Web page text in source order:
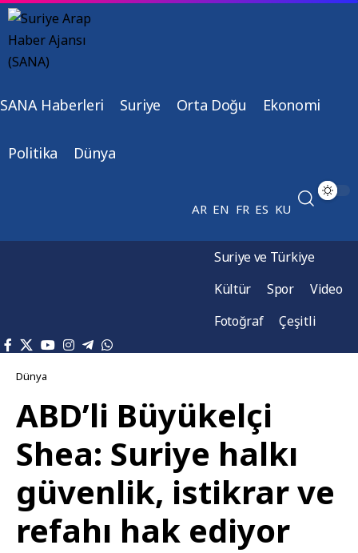
SANA Haberleri Suriye Orta Doğu Ekonomi
Politika Dünya
AR EN FR ES KU
Suriye ve Türkiye
Kültür
Spor
Video
Fotoğraf
Çeşitli
Dünya
ABD’li Büyükelçi
Shea: Suriye halkı
güvenlik, istikrar ve
refahı hak ediyor